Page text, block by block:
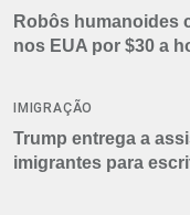
Robôs humanoides
nos EUA por $30 a
IMIGRAÇÃO
Trump entrega a
imigrantes para